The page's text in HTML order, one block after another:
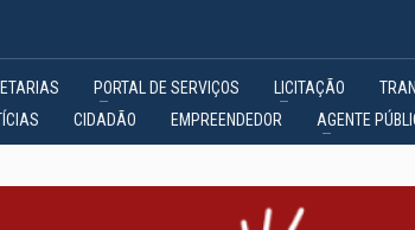
PORTAL DE SERVIÇOS LICITAÇÃO
CIDADÃO EMPREENDEDOR AGENTE